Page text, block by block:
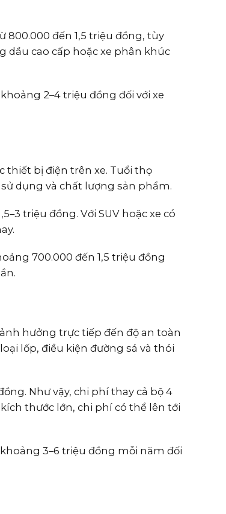
đến 1,5 triệu đồng, tùy
dầu cao cấp hoặc xe phân khúc
2–4 triệu đồng đối với xe
thiết bị điện trên xe. Tuổi thọ
dụng và chất lượng sản phẩm.
triệu đồng. Với SUV hoặc xe có
700.000 đến 1,5 triệu đồng
hưởng trực tiếp đến độ an toàn
lốp, điều kiện đường sá và thói
Như vậy, chi phí thay cả bộ 4
kích thước lớn, chi phí có thể lên tới
3–6 triệu đồng mỗi năm đối